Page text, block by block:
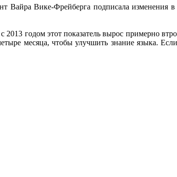
Вайра Вике-Фрейберга подписала изменения
годом этот показатель вырос примерно
месяца, чтобы улучшить знание языка.